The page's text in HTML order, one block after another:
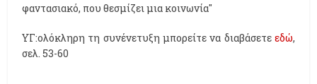
φαντασιακό, που θεσµίζει µια κοινωνία"
ΥΓ:ολόκληρη τη συνένετυξη μπορείτε να διαβάσετε εδώ,
σελ. 53-60